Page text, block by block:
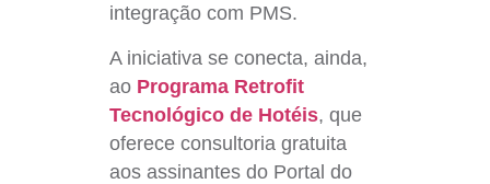
integração com PMS.
A iniciativa se conecta, ainda,
ao Programa Retrofit
Tecnológico de Hotéis, que
oferece consultoria gratuita
aos assinantes do Portal do